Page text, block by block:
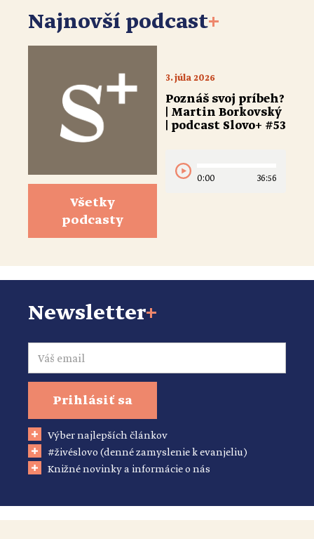
Najnovší podcast+
Všetky
podcasty
3. júla 2026
Poznáš svoj príbeh?
| Martin Borkovský
| podcast Slovo+ #53
0:00 36:56
Newsletter+
Email
Prihlásiť sa
Výber najlepších článkov
#živéslovo (denné zamyslenie k evanjeliu)
Knižné novinky a informácie o nás